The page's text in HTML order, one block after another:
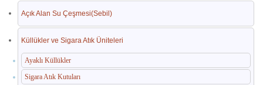
Açık Alan Su Çeşmesi(Sebil)
Küllükler ve Sigara Atık Üniteleri
Ayaklı Küllükler
Sigara Atık Kutuları